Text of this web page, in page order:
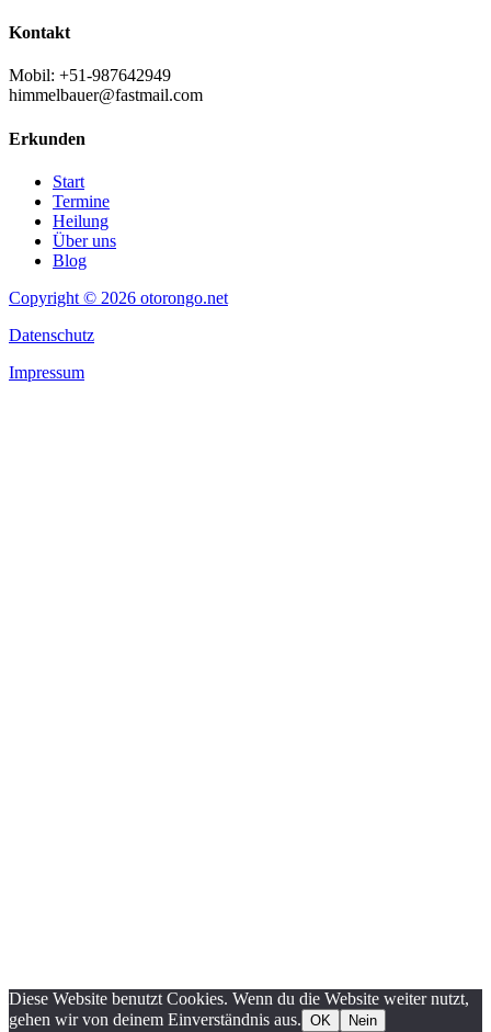
Kontakt
Mobil: +51-987642949
himmelbauer@fastmail.com
Erkunden
Start
Termine
Heilung
Über uns
Blog
Copyright © 2026 otorongo.net
Datenschutz
Impressum
Diese Website benutzt Cookies. Wenn du die Website weiter nutzt,
gehen wir von deinem Einverständnis aus. OK Nein